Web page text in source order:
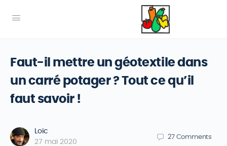
Faut-il mettre un géotextile dans
un carré potager ? Tout ce qu’il
faut savoir !
Loïc
27 mai 2020
27 Comments